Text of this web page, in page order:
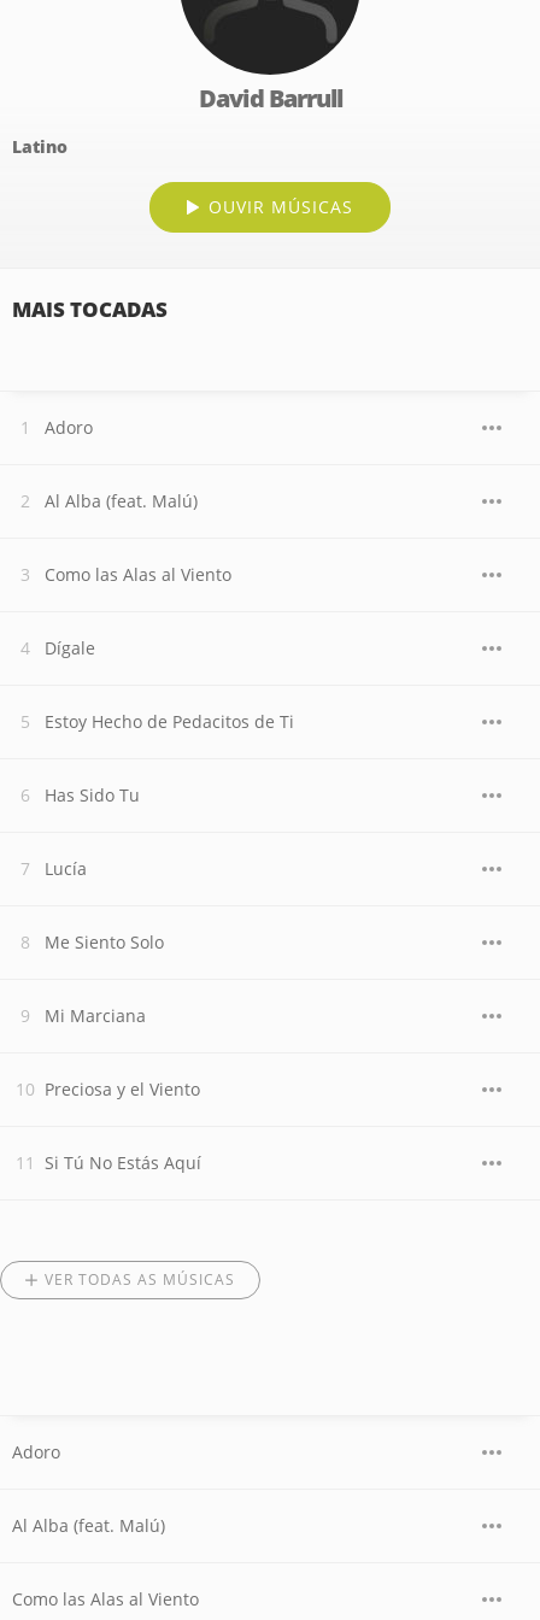
David Barrull
Latino
OUVIR MÚSICAS
MAIS TOCADAS
Adoro
Al Alba (feat. Malú)
Como las Alas al Viento
Dígale
Estoy Hecho de Pedacitos de Ti
Has Sido Tu
Lucía
Me Siento Solo
Mi Marciana
Preciosa y el Viento
Si Tú No Estás Aquí
VER TODAS AS MÚSICAS
Adoro
Al Alba (feat. Malú)
Como las Alas al Viento